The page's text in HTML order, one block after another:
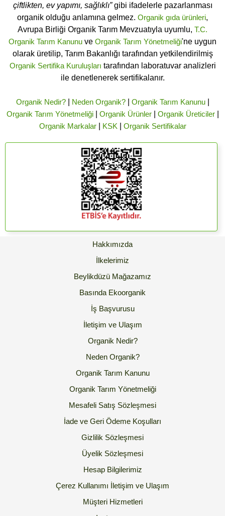
çiftlikten, ev yapımı, sağlıklı”gibi ifadelerle pazarlanması
organik olduğu anlamına gelmez. Organik gıda ürünleri,
Avrupa Birliği Organik Tarım Mevzuatıyla uyumlu, T.C.
Organik Tarım Kanunu ve Organik Tarım Yönetmeliği'ne uygun
olarak üretilip, Tarım Bakanlığı tarafından yetkilendirilmiş
Organik Sertifika Kuruluşları tarafından laboratuvar analizleri
ile denetlenerek sertifikalanır.
Organik Nedir?| Neden Organik?| Organik Tarım Kanunu|
Organik Tarım Yönetmeliği| Organik Ürünler| Organik Üreticiler|
Organik Markalar| KSK Organik Sertifikalar
Hakkımızda
İlkelerimiz
Beylikdüzü Mağazamız
Basında Ekoorganik
İş Başvurusu
İletişim ve Ulaşım
Organik Nedir?
Neden Organik?
Organik Tarım Kanunu
Organik Tarım Yönetmeliği
Mesafeli Satış Sözleşmesi
İade ve Geri Ödeme Koşulları
Gizlilik Sözleşmesi
Üyelik Sözleşmesi
Hesap Bilgilerimiz
Çerez Kullanımı İletişim ve Ulaşım
Müşteri Hizmetleri